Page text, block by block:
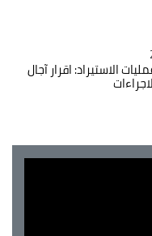
الاستيراد: اقرار آجال